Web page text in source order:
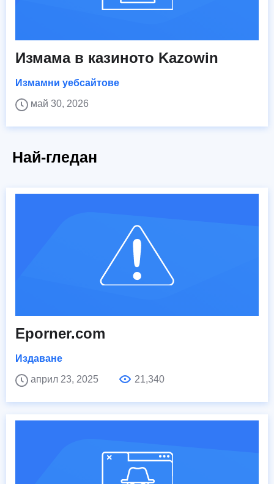
Измама в казиното Kazowin
Измамни уебсайтове
май 30, 2026
Най-гледан
Eporner.com
Издаване
април 23, 2025
21,340